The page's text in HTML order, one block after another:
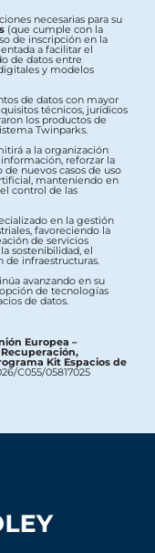
necesarias para su
(que cumple con la
de inscripción en la
a facilitar el
de datos entre
y modelos
de datos con mayor
técnicos, jurídicos
los productos de
Twinparks.
a la organización
reforzar la
nuevos casos de uso
manteniendo en
control de las
en la gestión
favoreciendo la
de servicios
sostenibilidad, el
infraestructuras.
avanzando en su
de tecnologías
de datos.
Europea –
Kit Espacios de
C055/05817025